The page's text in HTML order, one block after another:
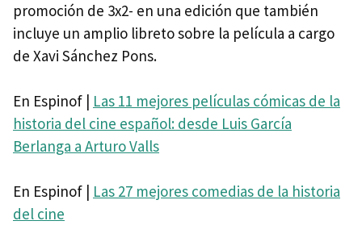
promoción de 3x2- en una edición que también
incluye un amplio libreto sobre la película a cargo
de Xavi Sánchez Pons.
En Espinof | Las 11 mejores películas cómicas de la
historia del cine español: desde Luis García
Berlanga a Arturo Valls
En Espinof | Las 27 mejores comedias de la historia
del cine